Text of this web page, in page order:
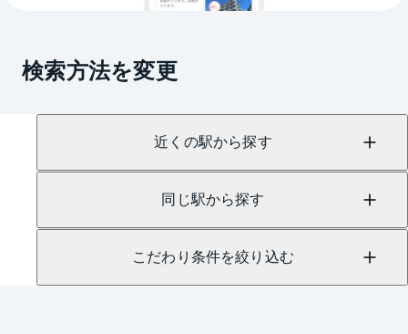
検索方法を変更
近くの駅から探す
同じ駅から探す
こだわり条件を絞り込む